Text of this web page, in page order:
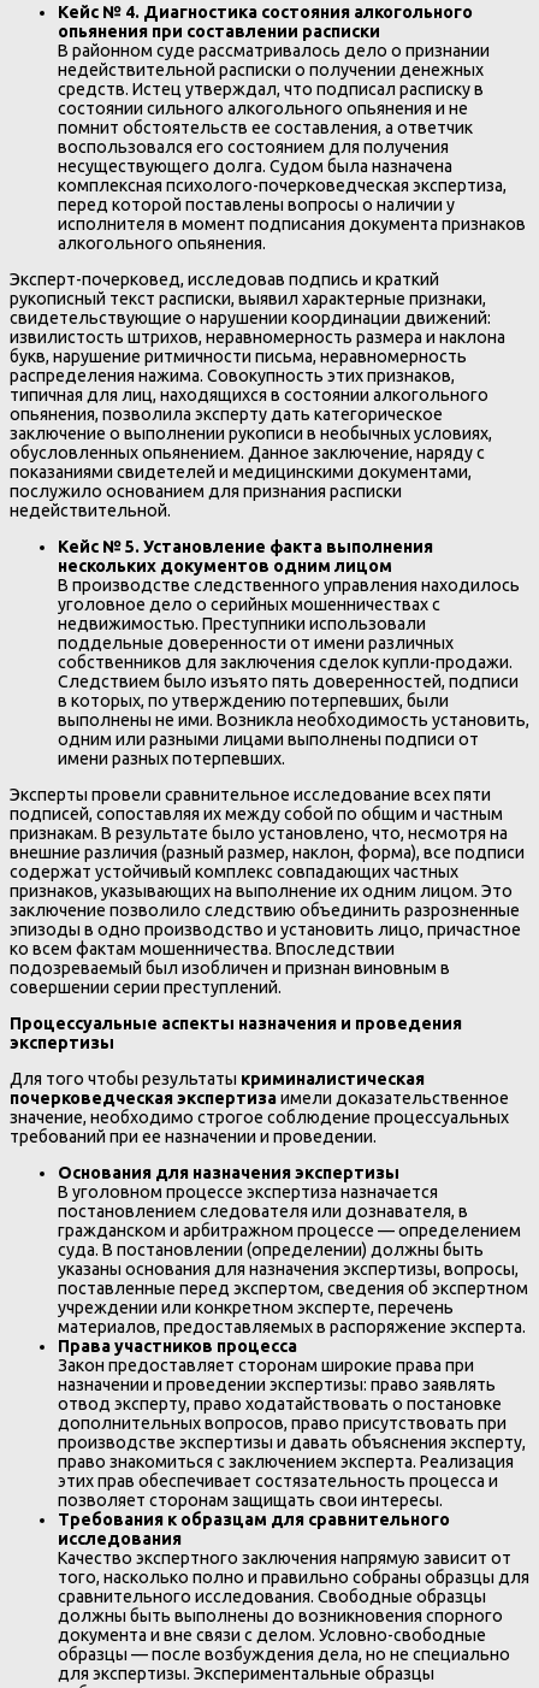
Кейс № 4. Диагностика состояния алкогольного
опьянения при составлении расписки
В районном суде рассматривалось дело о признании
недействительной расписки о получении денежных
средств. Истец утверждал, что подписал расписку в
состоянии сильного алкогольного опьянения и не
помнит обстоятельств ее составления, а ответчик
воспользовался его состоянием для получения
несуществующего долга. Судом была назначена
комплексная психолого-почерковедческая экспертиза,
перед которой поставлены вопросы о наличии у
исполнителя в момент подписания документа признаков
алкогольного опьянения.
Эксперт-почерковед, исследовав подпись и краткий
рукописный текст расписки, выявил характерные признаки,
свидетельствующие о нарушении координации движений:
извилистость штрихов, неравномерность размера и наклона
букв, нарушение ритмичности письма, неравномерность
распределения нажима. Совокупность этих признаков,
типичная для лиц, находящихся в состоянии алкогольного
опьянения, позволила эксперту дать категорическое
заключение о выполнении рукописи в необычных условиях,
обусловленных опьянением. Данное заключение, наряду с
показаниями свидетелей и медицинскими документами,
послужило основанием для признания расписки
недействительной.
Кейс № 5. Установление факта выполнения
нескольких документов одним лицом
В производстве следственного управления находилось
уголовное дело о серийных мошенничествах с
недвижимостью. Преступники использовали
поддельные доверенности от имени различных
собственников для заключения сделок купли-продажи.
Следствием было изъято пять доверенностей, подписи
в которых, по утверждению потерпевших, были
выполнены не ими. Возникла необходимость установить,
одним или разными лицами выполнены подписи от
имени разных потерпевших.
Эксперты провели сравнительное исследование всех пяти
подписей, сопоставляя их между собой по общим и частным
признакам. В результате было установлено, что, несмотря на
внешние различия (разный размер, наклон, форма), все подписи
содержат устойчивый комплекс совпадающих частных
признаков, указывающих на выполнение их одним лицом. Это
заключение позволило следствию объединить разрозненные
эпизоды в одно производство и установить лицо, причастное
ко всем фактам мошенничества. Впоследствии
подозреваемый был изобличен и признан виновным в
совершении серии преступлений.
Процессуальные аспекты назначения и проведения
экспертизы
Для того чтобы результаты криминалистическая
почерковедческая экспертизаимели доказательственное
значение, необходимо строгое соблюдение процессуальных
требований при ее назначении и проведении.
Основания для назначения экспертизы
В уголовном процессе экспертиза назначается
постановлением следователя или дознавателя, в
гражданском и арбитражном процессе — определением
суда. В постановлении (определении) должны быть
указаны основания для назначения экспертизы, вопросы,
поставленные перед экспертом, сведения об экспертном
учреждении или конкретном эксперте, перечень
материалов, предоставляемых в распоряжение эксперта.
Права участников процесса
Закон предоставляет сторонам широкие права при
назначении и проведении экспертизы: право заявлять
отвод эксперту, право ходатайствовать о постановке
дополнительных вопросов, право присутствовать при
производстве экспертизы и давать объяснения эксперту,
право знакомиться с заключением эксперта. Реализация
этих прав обеспечивает состязательность процесса и
позволяет сторонам защищать свои интересы.
Требования к образцам для сравнительного
исследования
Качество экспертного заключения напрямую зависит от
того, насколько полно и правильно собраны образцы для
сравнительного исследования. Свободные образцы
должны быть выполнены до возникновения спорного
документа и вне связи с делом. Условно-свободные
образцы — после возбуждения дела, но не специально
для экспертизы. Экспериментальные образцы